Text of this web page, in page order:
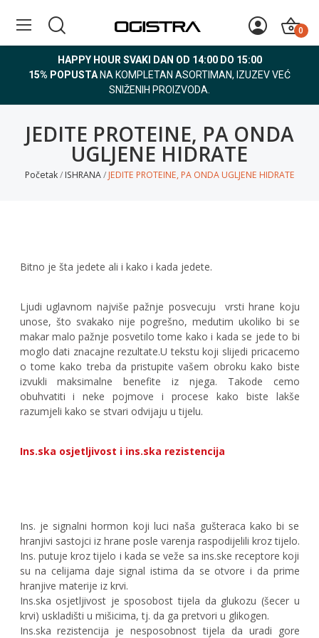
0
HAPPY HOUR SVAKI DAN OD 14:00 DO 15:00
15% POPUSTA NA KOMPLETAN ASORTIMAN, IZUZEV VEĆ
SNIŽENIH PROIZVODA.
JEDITE PROTEINE, PA ONDA
UGLJENE HIDRATE
Početak ISHRANA JEDITE PROTEINE, PA ONDA UGLJENE HIDRATE
Bitno je šta jedete ali i kako i kada jedete.
Ljudi uglavnom najviše pažnje posvecuju
vrsti hrane koju
unose, što svakako nije pogrešno, medutim ukoliko bi se
makar malo pažnje posvetilo tome kako i kada se jede to bi
moglo dati znacajne rezultate.U tekstu koji slijedi pricacemo
o tome kako treba da pristupite vašem obroku kako biste
izvukli maksimalne benefite iz njega. Takode cemo
obuhvatiti i neke pojmove i procese kako biste lakše
razumjeli kako se stvari odvijaju u tijelu.
Ins.ska osjetljivost i ins.ska rezistencija
Ins. je signalni hormon koji luci naša gušteraca kako bi se
hranjivi sastojci iz hrane posle varenja raspodijelili kroz tijelo.
Ins. putuje kroz tijelo i kada se veže sa ins.ske receptore koji
su na celijama daje signal istima da se otvore i da prime
hranjive materije iz krvi.
Ins.ska osjetljivost je sposobost tijela da glukozu (šecer u
krvi) uskladišti u mišicima, tj. da ga pretvori u glikogen.
Ins.ska rezistencija je nesposobnost tijela da uradi gore